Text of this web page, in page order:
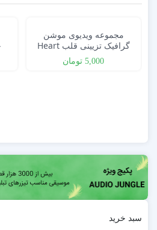
مجموعه ویدیوی موشن
گرافیک تزیینی قلب Heart
Beat
5,000 تومان
سبد خرید